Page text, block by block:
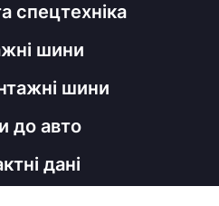
спецтехніка
шини
шини
до авто
дані